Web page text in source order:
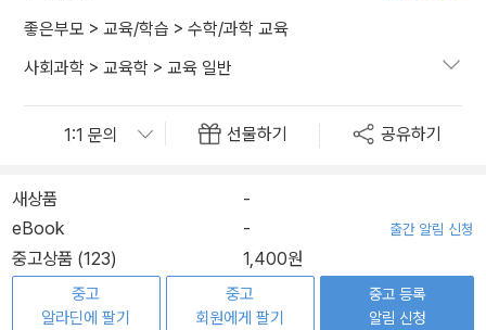
좋은부모 > 교육/학습 > 수학/과학 교육
사회과학 > 교육학 > 교육 일반
선물하기 공유하기
새상품
-
eBook
- 출간 알림 신청
중고상품 (123) 1,400원
중고
알라딘에 팔기
중고
회원에게 팔기
중고 등록
알림 신청